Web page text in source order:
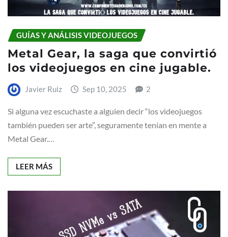
GUÍAS Y ANÁLISIS VIDEOJUEGOS
Metal Gear, la saga que convirtió
los videojuegos en cine jugable.
Javier Ruiz Sep 10, 2025 2
Si alguna vez escuchaste a alguien decir “los videojuegos
también pueden ser arte”, seguramente tenían en mente a
Metal Gear.…
LEER MÁS